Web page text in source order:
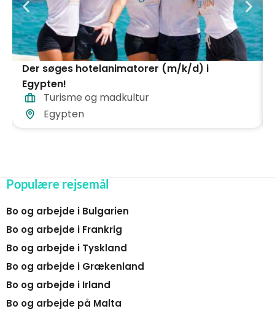
Der søges hotelanimatorer (m/k/d) i
Egypten!
Turisme og madkultur
Egypten
Populære rejsemål
Bo og arbejde i Bulgarien
Bo og arbejde i Frankrig
Bo og arbejde i Tyskland
Bo og arbejde i Grækenland
Bo og arbejde i Irland
Bo og arbejde på Malta